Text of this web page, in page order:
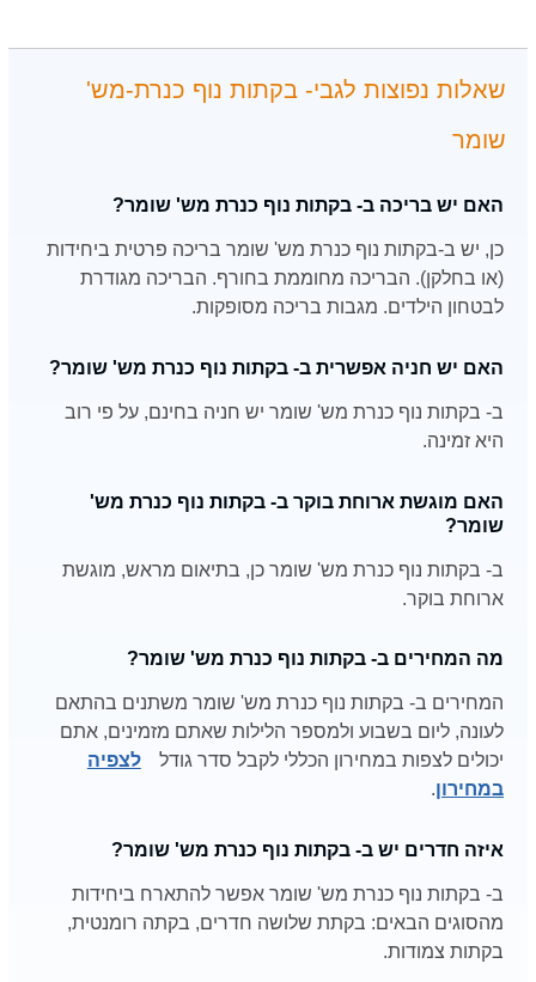
שאלות נפוצות לגבי- בקתות נוף כנרת-מש'
שומר
האם יש בריכה ב- בקתות נוף כנרת מש' שומר?
כן, יש ב-בקתות נוף כנרת מש' שומר בריכה פרטית ביחידות
(או בחלקן). הבריכה מחוממת בחורף. הבריכה מגודרת
לבטחון הילדים. מגבות בריכה מסופקות.
האם יש חניה אפשרית ב- בקתות נוף כנרת מש' שומר?
ב- בקתות נוף כנרת מש' שומר יש חניה בחינם, על פי רוב
היא זמינה.
האם מוגשת ארוחת בוקר ב- בקתות נוף כנרת מש'
שומר?
ב- בקתות נוף כנרת מש' שומר כן, בתיאום מראש, מוגשת
ארוחת בוקר.
מה המחירים ב- בקתות נוף כנרת מש' שומר?
המחירים ב- בקתות נוף כנרת מש' שומר משתנים בהתאם
לעונה, ליום בשבוע ולמספר הלילות שאתם מזמינים, אתם
יכולים לצפות במחירון הכללי לקבל סדר גודל
לצפיה
במחירון.
איזה חדרים יש ב- בקתות נוף כנרת מש' שומר?
ב- בקתות נוף כנרת מש' שומר אפשר להתארח ביחידות
מהסוגים הבאים: בקתת שלושה חדרים, בקתה רומנטית,
בקתות צמודות.